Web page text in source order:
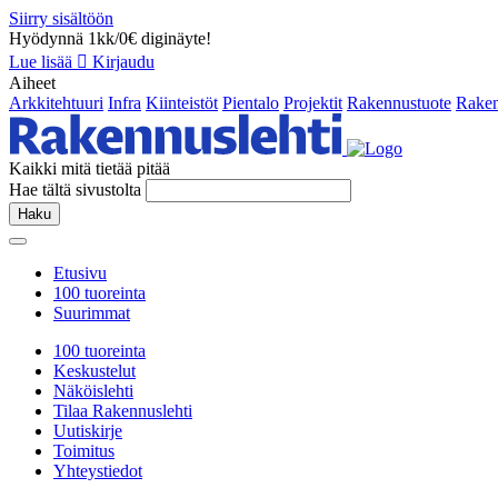
Siirry sisältöön
Hyödynnä 1kk/0€ diginäyte!
Lue lisää
Kirjaudu
Aiheet
Arkkitehtuuri Infra Kiinteistöt Pientalo Projektit Rakennustuote
Kaikki mitä tietää pitää
Hae tältä sivustolta
Haku
Etusivu
100 tuoreinta
Suurimmat
100 tuoreinta
Keskustelut
Näköislehti
Tilaa Rakennuslehti
Uutiskirje
Toimitus
Yhteystiedot